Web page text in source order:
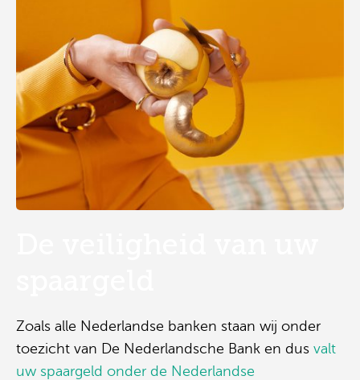
Zoals alle Nederlandse banken staan wij onder
toezicht van De Nederlandsche Bank en dus valt
uw spaargeld onder de Nederlandse